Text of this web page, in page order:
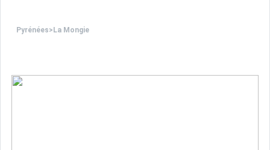
Pyrénées> La Mongie